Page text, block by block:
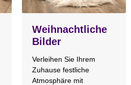
Weihnachtliche
Bilder
Verleihen Sie Ihrem
Zuhause festliche
Atmosphäre mit